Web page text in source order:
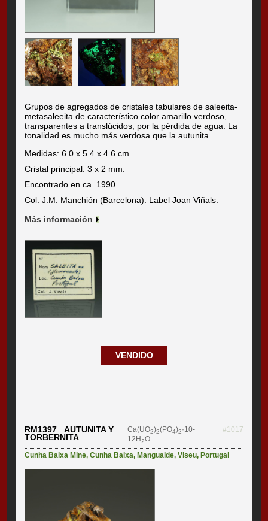
Grupos de agregados de cristales tabulares de saleeita-
metasaleeita de característico color amarillo verdoso,
transparentes a translúcidos, por la pérdida de agua. La
tonalidad es mucho más verdosa que la autunita.
Medidas: 6.0 x 5.4 x 4.6 cm.
Cristal principal: 3 x 2 mm.
Encontrado en ca. 1990.
Col. J.M. Manchión (Barcelona). Label Joan Viñals.
Más información
VENDIDO
RM1397 AUTUNITA Y
TORBERNITA
Ca(UO2)2(PO4)2·10-
12H2O
#1017
Cunha Baixa Mine,Cunha Baixa, Mangualde,Viseu, Portugal